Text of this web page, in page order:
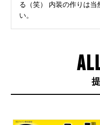
る（笑） 内装の作りは当然チープですが求めてはいけな
い。